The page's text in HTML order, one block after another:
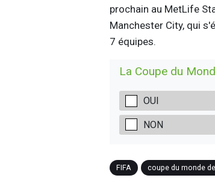
prochain au MetLife
Manchester City, qui
7 équipes.
La Coupe du
OUI
NON
FIFA coupe du monde